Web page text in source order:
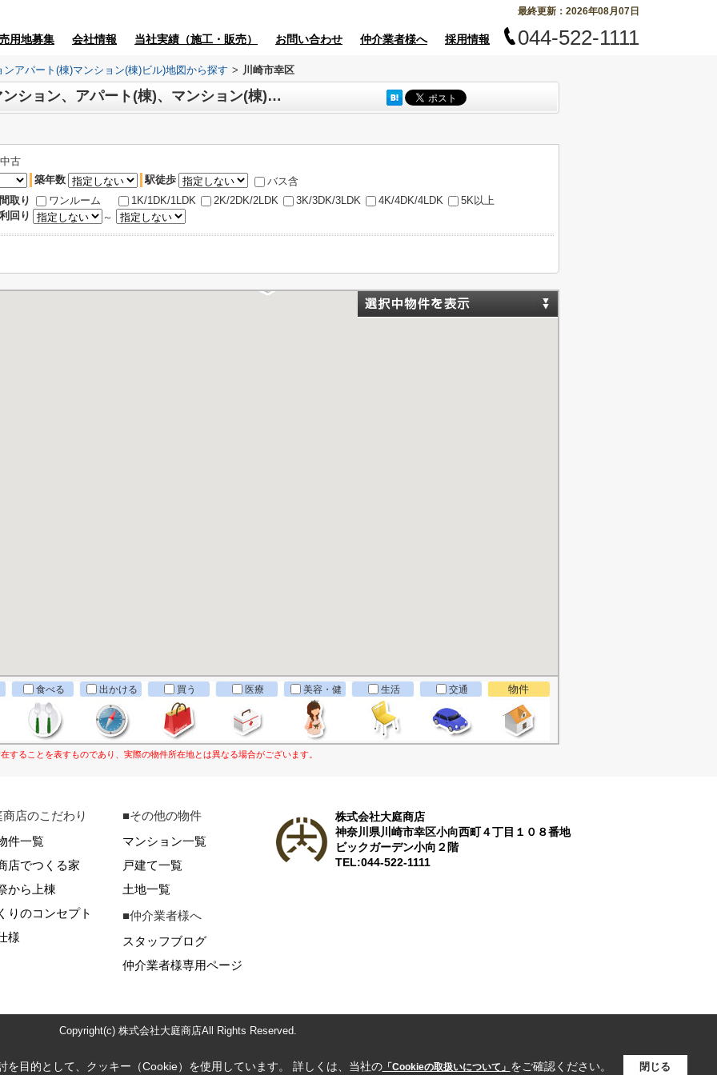
最終更新：2026年08月07日
用地募集 会社情報 当社実績（施工・販売） お問い合わせ 仲介業者様へ 採用情報 044-522-1111
アパート(棟)マンション(棟)ビル)地図から探す > 川崎市幸区
地図からマンション、投資マンション、アパート(棟)、マンション(棟)、ビル探し
中古
築年数
駅徒歩
バス含
間取り
ワンルーム 1K/1DK/1LDK 2K/2DK/2LDK 3K/3DK/3LDK 4K/4DK/4LDK
5K以上
利回り
～
食べる 出かける 買う 医療
美容・健
康
生活 交通 物件
ることを表すものであり、実際の物件所在地とは異なる場合がございます。
店のこだわり
件一覧
店でつくる家
から上棟
りのコンセプト
様
■その他の物件
マンション一覧
戸建て一覧
土地一覧
■仲介業者様へ
スタッフブログ
仲介業者様専用ページ
株式会社大庭商店
神奈川県川崎市幸区小向西町４丁目１０８番地
ビックガーデン小向２階
TEL:044-522-1111
Copyright(c) 株式会社大庭商店All Rights Reserved.
目的として、クッキー（Cookie）を使用しています。 詳しくは、当社の「Cookieの取扱いについて」 をご確認ください。 閉じる